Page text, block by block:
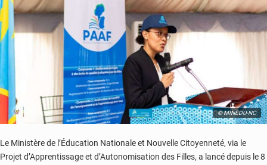
congolais
planchent
sur
© MINEDU-NC
Le Ministère de l’Éducation Nationale et Nouvelle Citoyenneté, via le
Projet d’Apprentissage et d’Autonomisation des Filles, a lancé depuis le 8